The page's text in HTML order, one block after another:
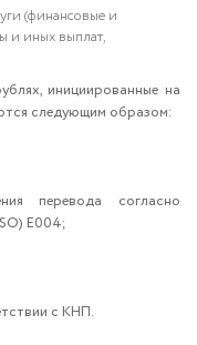
(финансовые и
и иных выплат,
инициированные на
следующим образом:
перевода согласно
Е004;
с КНП.